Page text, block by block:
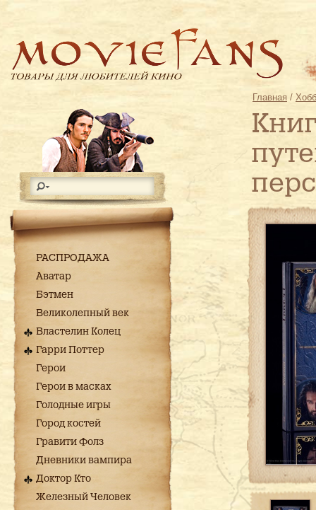
РАСПРОДАЖА
Аватар
Бэтмен
Великолепный век
Властелин Колец
Гарри Поттер
Герои
Герои в масках
Голодные игры
Город костей
Гравити Фолз
Дневники вампира
Доктор Кто
Железный Человек
Главная /